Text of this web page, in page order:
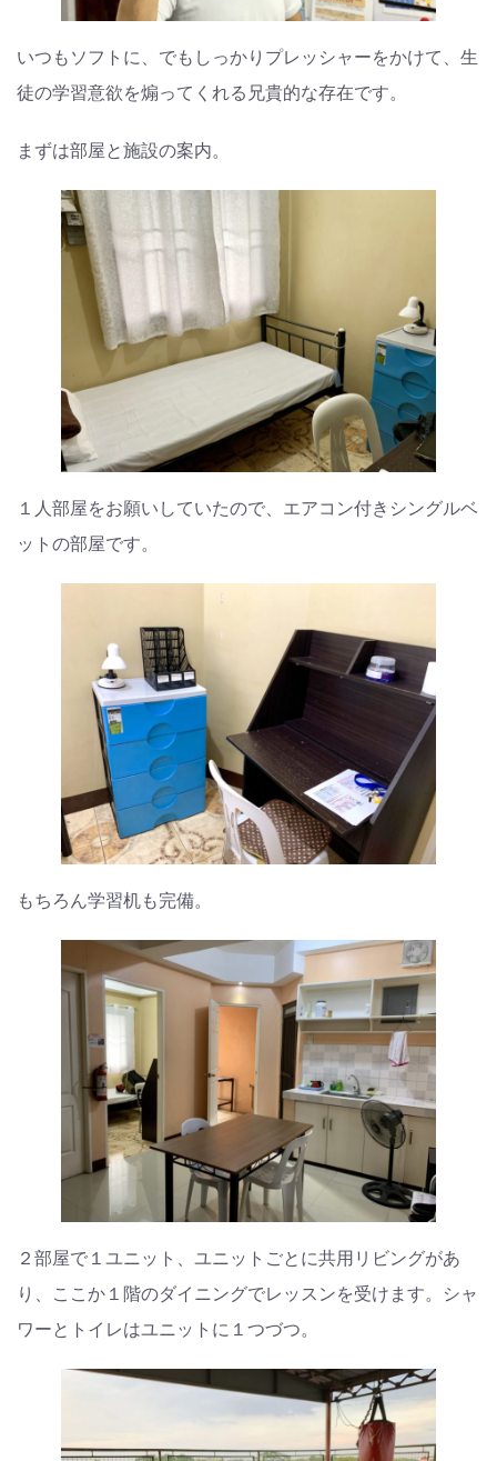
いつもソフトに、でもしっかりプレッシャーをかけて、生
徒の学習意欲を煽ってくれる兄貴的な存在です。
まずは部屋と施設の案内。
１人部屋をお願いしていたので、エアコン付きシングルベ
ットの部屋です。
もちろん学習机も完備。
２部屋で１ユニット、ユニットごとに共用リビングがあ
り、ここか１階のダイニングでレッスンを受けます。シャ
ワーとトイレはユニットに１つづつ。